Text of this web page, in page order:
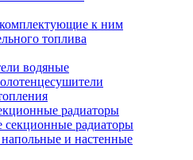
к ним
топлива
водяные
радиаторы
секционные радиаторы
и настенные